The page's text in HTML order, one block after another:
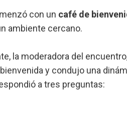
con un café de
ambiente cercano.
la moderadora del
bienvenida y condujo una
a tres preguntas: